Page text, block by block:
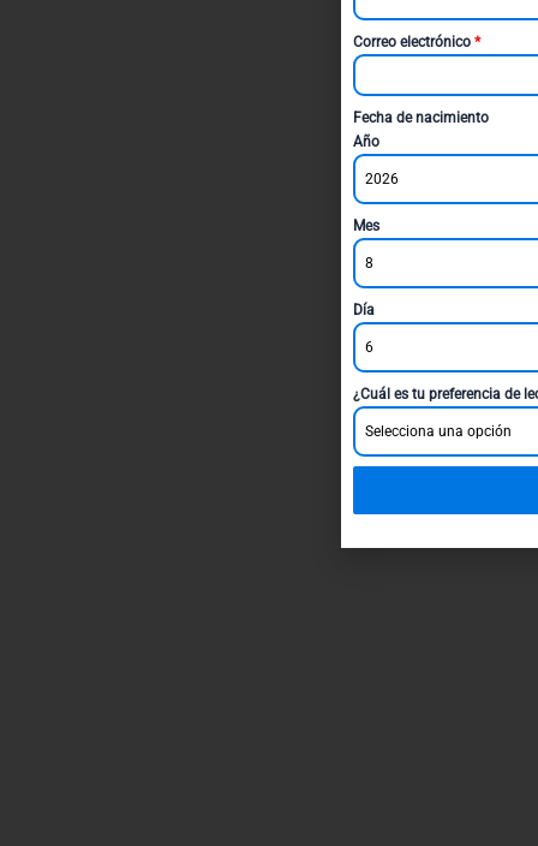
Correo electrónico *
Fecha de nacimiento
Año
2026
Mes
8
Día
6
¿Cuál es tu preferencia de
Selecciona una opción